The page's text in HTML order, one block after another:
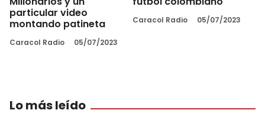
particular video
montando patineta
Caracol Radio 05/07/2023
Caracol Radio 05/07/2023
Lo más leído